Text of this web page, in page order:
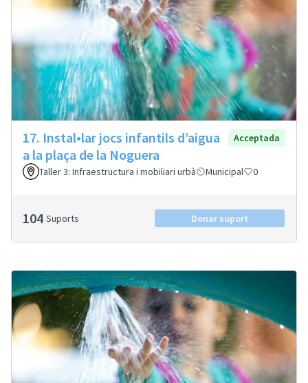
17. Instal•lar jocs infantils d’aigua
a la plaça de la Noguera
Acceptada
Taller 3: Infraestructura i mobiliari urbà Municipal 0
104 Suports Donar suport